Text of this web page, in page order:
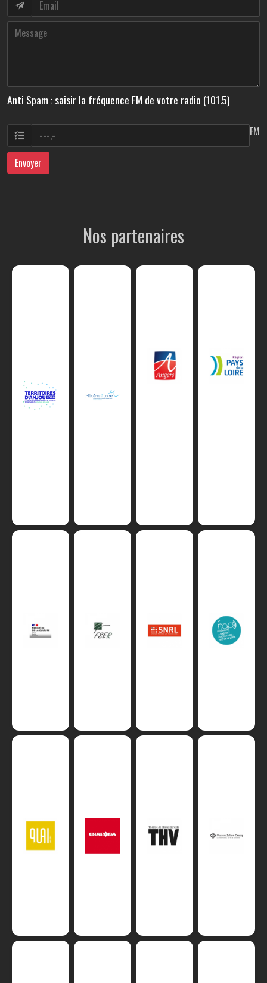
Anti Spam : saisir la fréquence FM de votre radio (101.5)
FM
Envoyer
Nos partenaires